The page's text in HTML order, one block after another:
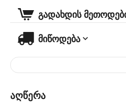
გადახდის
მიწოდება
აღწერა